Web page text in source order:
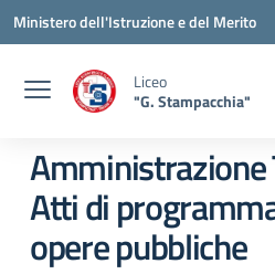
Vai ai contenuti
Vai al menu di navigazione
Vai al footer
Ministero dell'Istruzione e del Merito
Liceo
"G. Stampacchia"
Amministrazione
Atti di
opere pubbliche